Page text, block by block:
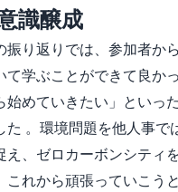
識醸成
振り返りでは、参加者か
て学ぶことができて良か
始めていきたい」といっ
た 。環境問題を他人事で
え、ゼロカーボンシティ
これから頑張っていこう